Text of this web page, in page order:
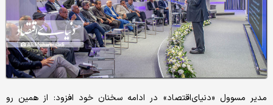
مدیر مسوول «دنیای‌اقتصاد» در ادامه سخنان خود افزود: از همین رو